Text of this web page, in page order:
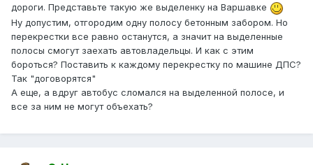
дороги. Представьте такую же выделенку на Варшавке
Ну допустим, отгородим одну полосу бетонным забором. Но
перекрестки все равно останутся, а значит на выделенные
полосы смогут заехать автовладельцы. И как с этим
бороться? Поставить к каждому перекрестку по машине ДПС?
Так "договорятся"
А еще, а вдруг автобус сломался на выделенной полосе, и
все за ним не могут объехать?